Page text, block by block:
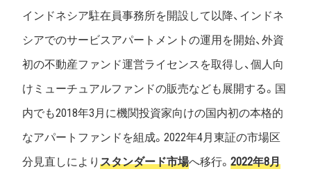
インドネシア駐在員事務所を開設して以降、インドネ
シアでのサービスアパートメントの運用を開始、外資
初の不動産ファンド運営ライセンスを取得し、個人向
けミューチュアルファンドの販売なども展開する。国
内でも2018年3月に機関投資家向けの国内初の本格的
なアパートファンドを組成。2022年4月東証の市場区
分見直しによりスタンダード市場へ移行。 2022年8月